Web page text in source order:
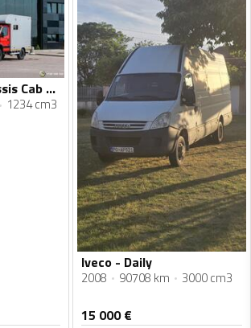
Iveco - Daily Chassis Cab 3,5T / šasija sa kabinom / 3,5 t / 6x6 / kamper / kamion šasija / STR-0708
1234 cm3
Iveco - Daily
2008 90708 km 3000 cm3
15 000€